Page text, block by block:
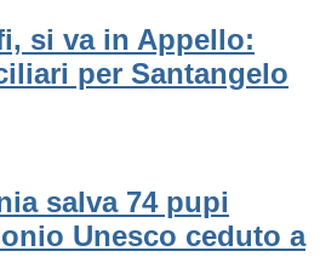
si va in Appello:
per Santangelo
salva 74 pupi
Unesco ceduto a